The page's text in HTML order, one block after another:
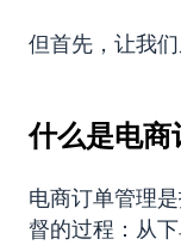
但首先，让我们
什么是电商
电商订单管理
督的过程：从